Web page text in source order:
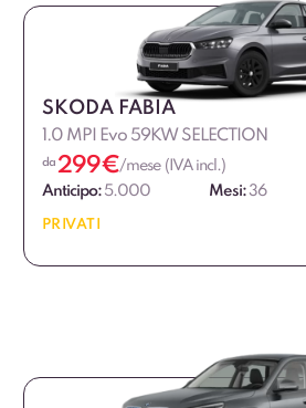
SKODA FABIA
1.0 MPI Evo 59KW SELECTION
da 299€/mese (IVA incl.)
Anticipo: 5.000 Mesi:36
PRIVATI